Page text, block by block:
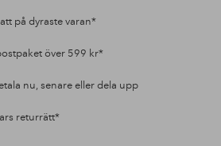
på dyraste varan*
över 599 kr*
nu, senare eller dela upp
returrätt*